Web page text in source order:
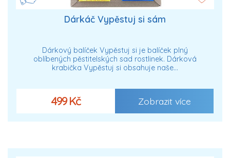
Dárkáč Vypěstuj si sám
Dárkový balíček Vypěstuj si je balíček plný
oblíbených pěstitelských sad rostlinek. Dárková
krabička Vypěstuj si obsahuje naše…
499 Kč Zobrazit více